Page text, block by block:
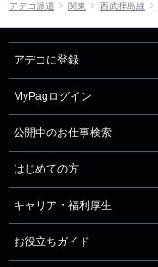
アデコ派遣 関東 西武拝島線
アデコに登録
MyPagログイン
公開中のお仕事検索
はじめての方
キャリア・福利厚生
お役立ちガイド